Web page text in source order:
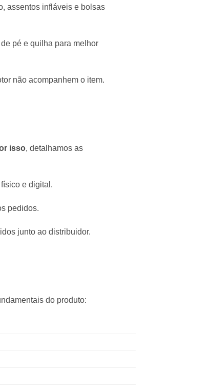
assentos infláveis e bolsas
pé e quilha para melhor
não acompanhem o item.
isso, detalhamos as
e digital.
pedidos.
junto ao distribuidor.
do produto: